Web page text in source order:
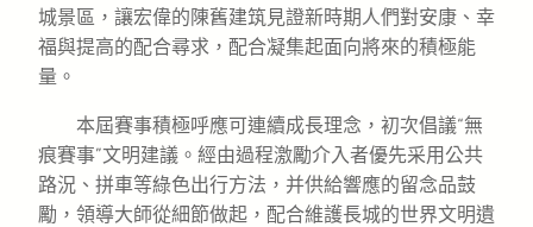
城景區，讓宏偉的陳舊建筑見證新時期人們對安康、幸
福與提高的配合尋求，配合凝集起面向將來的積極能
量。
本屆賽事積極呼應可連續成長理念，初次倡議“無
痕賽事”文明建議。經由過程激勵介入者優先采用公共
路況、拼車等綠色出行方法，并供給響應的留念品鼓
勵，領導大師從細節做起，配合維護長城的世界文明遺